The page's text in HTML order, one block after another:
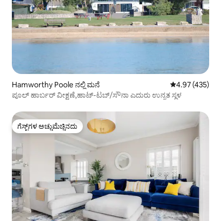
Hamworthy Poole ನಲ್ಲಿ ಮನೆ 5 ರಲ್ಲಿ 4.97
4.97 (435)
ಪೂಲ್ ಹಾರ್ಬರ್ ವೀಕ್ಷಣೆ,ಹಾಟ್-ಟಬ್/ಸೌನಾ ಎದುರು ಉನ್ನತ ಸ್ಥಳ
ಗೆಸ್ಟ್‌ಗಳ ಅಚ್ಚುಮೆಚ್ಚಿನದು
ಗೆಸ್ಟ್‌ಗಳ ಅಚ್ಚುಮೆಚ್ಚಿನದು